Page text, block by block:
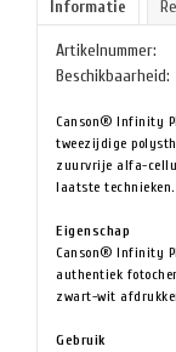
Informatie
Artikelnummer:
Beschikbaarheid:
Canson® Infinity
tweezijdige
zuurvrije alfa-
laatste technieken.
Eigenschap
Canson® Infinity
authentiek
zwart-wit
Gebruik